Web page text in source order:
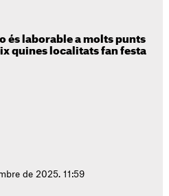
és laborable a molts punts
quines localitats fan festa
de 2025. 11:59